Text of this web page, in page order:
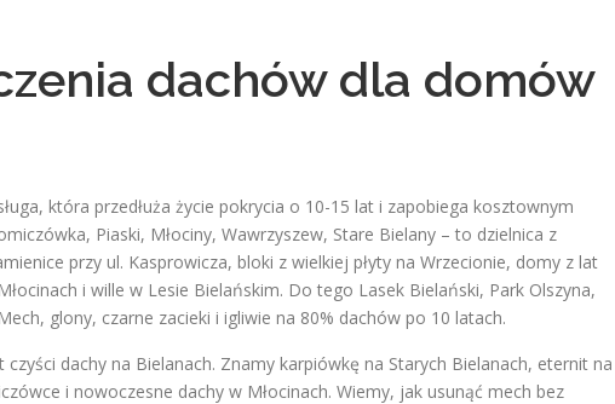
dachów dla domów
która przedłuża życie pokrycia o 10-15 lat i zapobiega kosztownym
Piaski, Młociny, Wawrzyszew, Stare Bielany – to dzielnica z
przy ul. Kasprowicza, bloki z wielkiej płyty na Wrzecionie, domy z lat
i wille w Lesie Bielańskim. Do tego Lasek Bielański, Park Olszyna,
glony, czarne zacieki i igliwie na 80% dachów po 10 latach.
dachy na Bielanach. Znamy karpiówkę na Starych Bielanach, eternit na
i nowoczesne dachy w Młocinach. Wiemy, jak usunąć mech bez